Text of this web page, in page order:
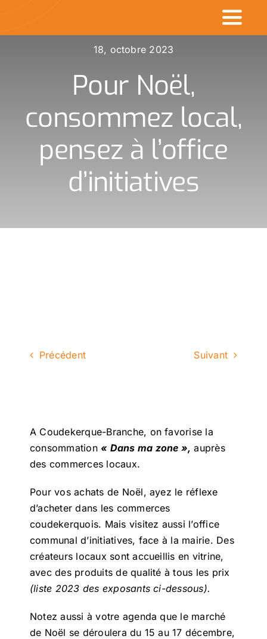
Commerçants en
Made in CDK
Actualités
Rechercher
18, octobre 2023
Pour Noël,
consommez local,
pensez à l’office
d’initiatives
Précédent Suivant
A Coudekerque-Branche, on favorise la
consommation « Dans ma zone », auprès
des commerces locaux.
Pour vos achats de Noël, ayez le réflexe
d’acheter dans les commerces
coudekerquois. Mais visitez aussi l’office
communal d’initiatives, face à la mairie. Des
créateurs locaux sont accueillis en vitrine,
avec des produits de qualité à tous les prix
(liste 2023 des exposants ci-dessous).
Notez aussi à votre agenda que le marché
de Noël se déroulera du 15 au 17 décembre,